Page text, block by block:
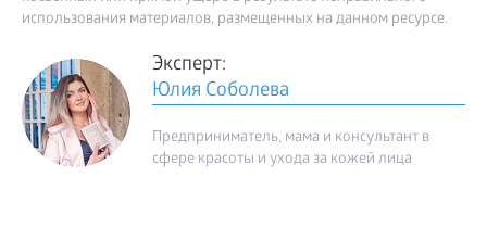
использования материалов, размещенных на данном ресурсе.
Эксперт:
Юлия Соболева
Предприниматель, мама и консультант в
сфере красоты и ухода за кожей лица